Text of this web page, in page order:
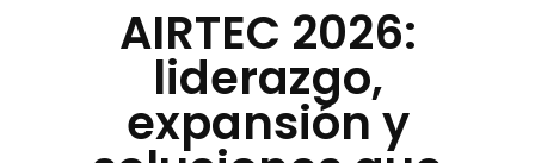
AIRTEC 2026:
liderazgo,
expansión y